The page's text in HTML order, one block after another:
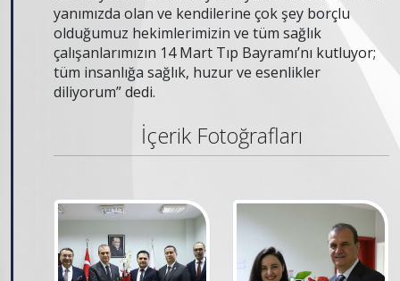
yanımızda olan ve kendilerine çok şey borçlu
olduğumuz hekimlerimizin ve tüm sağlık
çalışanlarımızın 14 Mart Tıp Bayramı’nı kutluyor;
tüm insanlığa sağlık, huzur ve esenlikler
diliyorum” dedi.
İçerik Fotoğrafları